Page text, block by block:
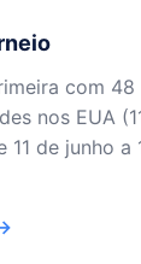
com 48
nos EUA
11 de junho a